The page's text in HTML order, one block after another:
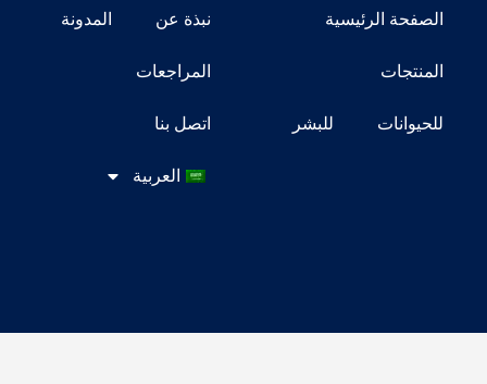
الصفحة الرئيسية
المنتجات
للحيوانات للبشر
نبذة عن المدونة
المراجعات
اتصل بنا
العربية